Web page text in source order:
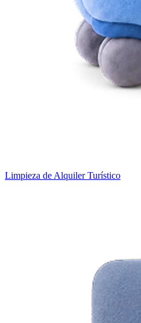
Limpieza de Alquiler Turístico